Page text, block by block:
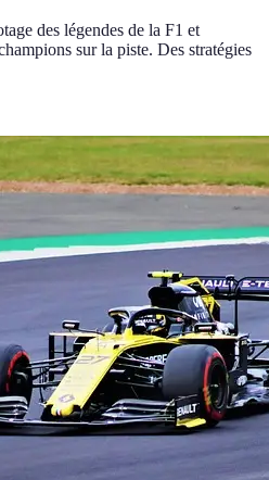
des légendes de la F1 et
sur la piste. Des stratégies